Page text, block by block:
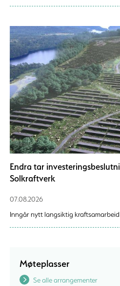
Endra tar
Solkraftverk
07.08.2026
Inngår nytt langsiktig
Møteplasser
Se alle arrangementer